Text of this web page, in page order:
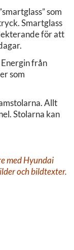
som
Smartglass
för att
från
som
Allt
Stolarna kan
med Hyundai
och bildtexter.